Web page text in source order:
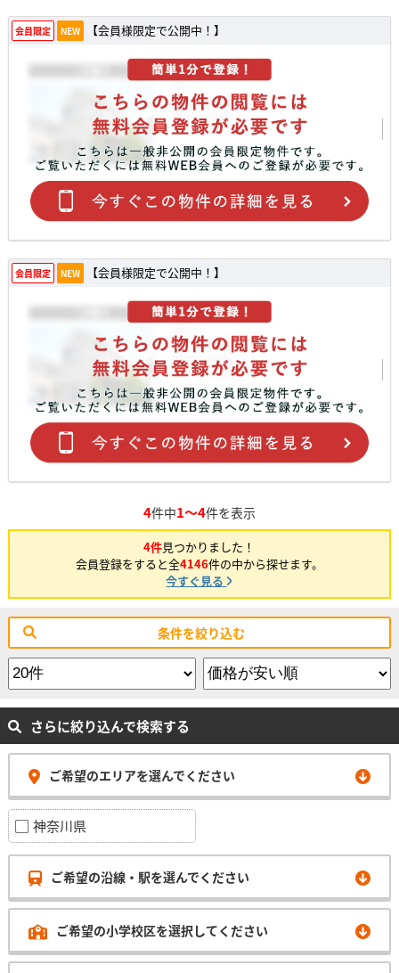
会員限定 NEW 【会員様限定で公開中！】
会員限定 NEW 【会員様限定で公開中！】
4件中1～4件を表示
4件見つかりました！
会員登録をすると全4146件の中から探せます。
今すぐ見る
条件を絞り込む
さらに絞り込んで検索する
ご希望のエリアを選んでください
神奈川県
ご希望の沿線・駅を選んでください
ご希望の小学校区を選択してください